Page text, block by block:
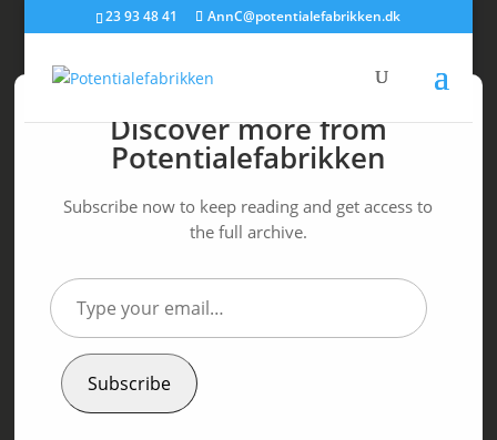
23 93 48 41 AnnC@potentialefabrikken.dk
Få din perfektionisme
under kontrol
Ann C Schødt|19. maj 2015|Perfektionist
– så det ikke er din perfektionisme, der
kontrollerer dig!
personlighedstesten
som:
Discover more from
Potentialefabrikken
Subscribe now to keep reading and get access to
the full archive.
Type
your
email…
Subscribe